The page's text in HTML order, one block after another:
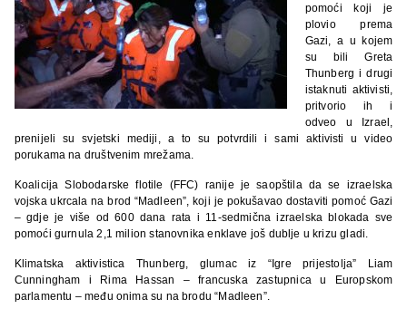
pomoći koji je
plovio prema
Gazi, a u kojem
su bili Greta
Thunberg i drugi
istaknuti aktivisti,
pritvorio ih i
odveo u Izrael,
prenijeli su svjetski mediji, a to su potvrdili i sami aktivisti u video
porukama na društvenim mrežama.
Koalicija Slobodarske flotile (FFC) ranije je saopštila da se izraelska
vojska ukrcala na brod “Madleen”, koji je pokušavao dostaviti pomoć Gazi
– gdje je više od 600 dana rata i 11-sedmična izraelska blokada sve
pomoći gurnula 2,1 milion stanovnika enklave još dublje u krizu gladi.
Klimatska aktivistica Thunberg, glumac iz “Igre prijestolja” Liam
Cunningham i Rima Hassan – francuska zastupnica u Europskom
parlamentu – među onima su na brodu “Madleen”.